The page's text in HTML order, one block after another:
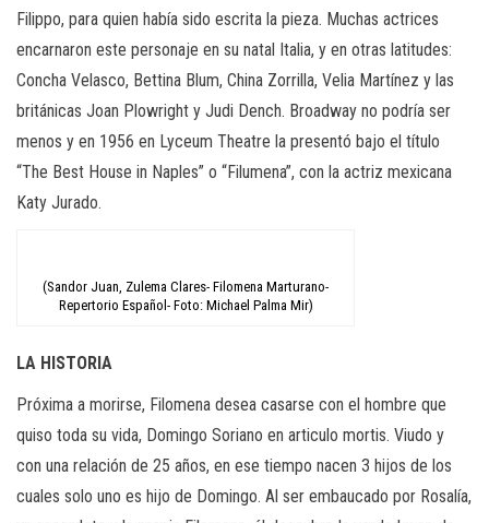
Filippo, para quien había sido escrita la pieza. Muchas actrices
encarnaron este personaje en su natal Italia, y en otras latitudes:
Concha Velasco, Bettina Blum, China Zorrilla, Velia Martínez y las
británicas Joan Plowright y Judi Dench. Broadway no podría ser
menos y en 1956 en Lyceum Theatre la presentó bajo el título
“The Best House in Naples” o “Filumena”, con la actriz mexicana
Katy Jurado.
(Sandor Juan, Zulema Clares- Filomena Marturano-
Repertorio Español- Foto: Michael Palma Mir)
LA HISTORIA
Próxima a morirse, Filomena desea casarse con el hombre que
quiso toda su vida, Domingo Soriano en articulo mortis. Viudo y
con una relación de 25 años, en ese tiempo nacen 3 hijos de los
cuales solo uno es hijo de Domingo. Al ser embaucado por Rosalía,